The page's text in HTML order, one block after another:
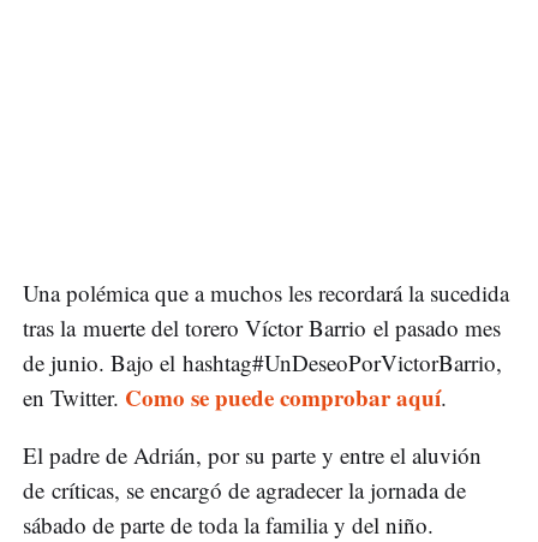
Una polémica que a muchos les recordará la sucedida
tras la muerte del torero Víctor Barrio el pasado mes
de junio. Bajo el hashtag#UnDeseoPorVictorBarrio,
en Twitter. Como se puede comprobar aquí.
El padre de Adrián, por su parte y entre el aluvión
de críticas, se encargó de agradecer la jornada de
sábado de parte de toda la familia y del niño.